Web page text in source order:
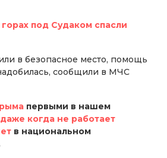
горах под Судаком спасли
в безопасное место, помощь
сообщили в МЧС
первыми в нашем
даже когда не работает
в национальном